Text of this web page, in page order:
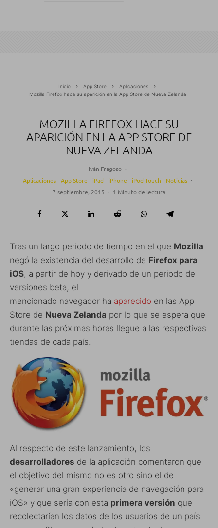
Inicio App Store
Aplicaciones
Mozilla Firefox hace su aparición en la App Store de Nueva Zelanda
MOZILLA FIREFOX HACE SU
APARICIÓN EN LA APP STORE DE
NUEVA ZELANDA
Iván Fragoso ·
Aplicaciones
App Store iPad iPhone iPod Touch Noticias ·
7 septiembre, 2015 · 1 Minuto de lectura
Tras un largo periodo de tiempo en el que Mozilla
negó la existencia del desarrollo de Firefox para
iOS, a partir de hoy y derivado de un periodo de
versiones beta, el
mencionado navegador ha aparecido en las App
Store de Nueva Zelanda por lo que se espera que
durante las próximas horas llegue a las respectivas
tiendas de cada país.
Al respecto de este lanzamiento, los
desarrolladores de la aplicación comentaron que
el objetivo del mismo no es otro sino el de
«generar una gran experiencia de navegación para
iOS» y que sería con esta primera versión que
recolectarían los datos de los usuarios de un país